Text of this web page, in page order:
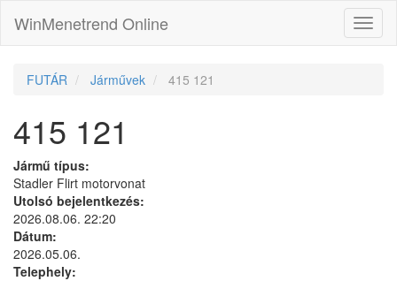
WinMenetrend Online
FUTÁR Járművek 415 121
415 121
Jármű típus:
Stadler Flirt motorvonat
Utolsó bejelentkezés:
2026.08.06. 22:20
Dátum:
2026.05.06.
Telephely: